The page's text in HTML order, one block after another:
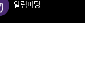
알림마당